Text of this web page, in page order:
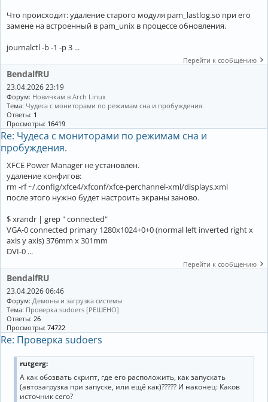
Что происходит: удаление старого модуля pam_lastlog.so при его
замене на встроенный в pam_unix в процессе обновления.
journalctl -b -1 -p 3 ...
Перейти к сообщению
BendalfRU
23.04.2026 23:19
Форум: Новичкам в Arch Linux
Тема: Чудеса с мониторами по режимам сна и пробуждения.
Ответы: 1
Просмотры: 16419
Re: Чудеса с мониторами по режимам сна и
пробуждения.
XFCE Power Manager не установлен.
удаление конфигов:
rm -rf ~/.config/xfce4/xfconf/xfce-perchannel-xml/displays.xml
после этого нужно будет настроить экраны заново.
$ xrandr | grep " connected"
VGA-0 connected primary 1280x1024+0+0 (normal left inverted right x
axis y axis) 376mm x 301mm
DVI-0 ...
Перейти к сообщению
BendalfRU
23.04.2026 06:46
Форум: Демоны и загрузка системы
Тема: Проверка sudoers [РЕШЕНО]
Ответы: 26
Просмотры: 74722
Re: Проверка sudoers
rutgerg:
А как обозвать скрипт, где его расположить, как запускать
(автозагрузка при запуске, или ещё как)????? И наконец: Каков
источник сего?